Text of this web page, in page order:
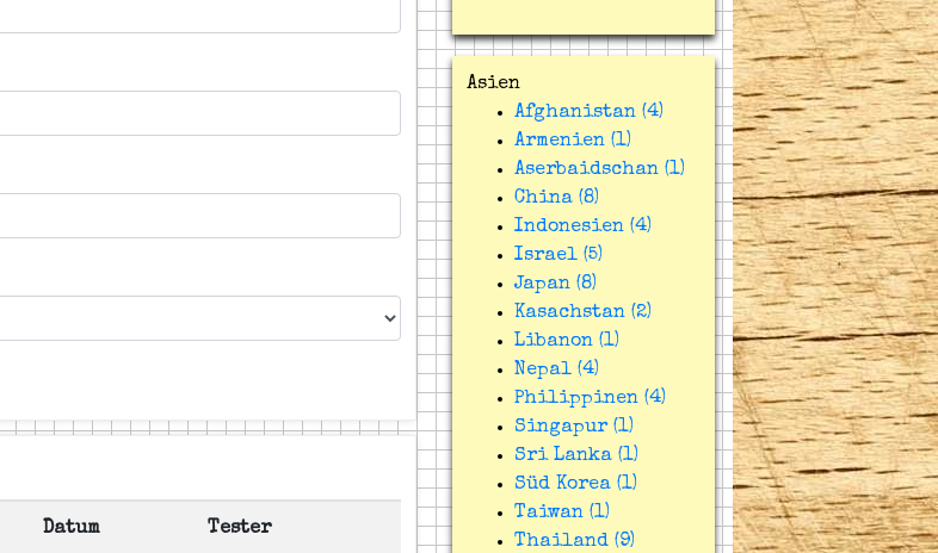
Datum Tester
Asien
Afghanistan (4)
Armenien (1)
Aserbaidschan (1)
China (8)
Indonesien (4)
Israel (5)
Japan (8)
Kasachstan (2)
Libanon (1)
Nepal (4)
Philippinen (4)
Singapur (1)
Sri Lanka (1)
Süd Korea (1)
Taiwan (1)
Thailand (9)